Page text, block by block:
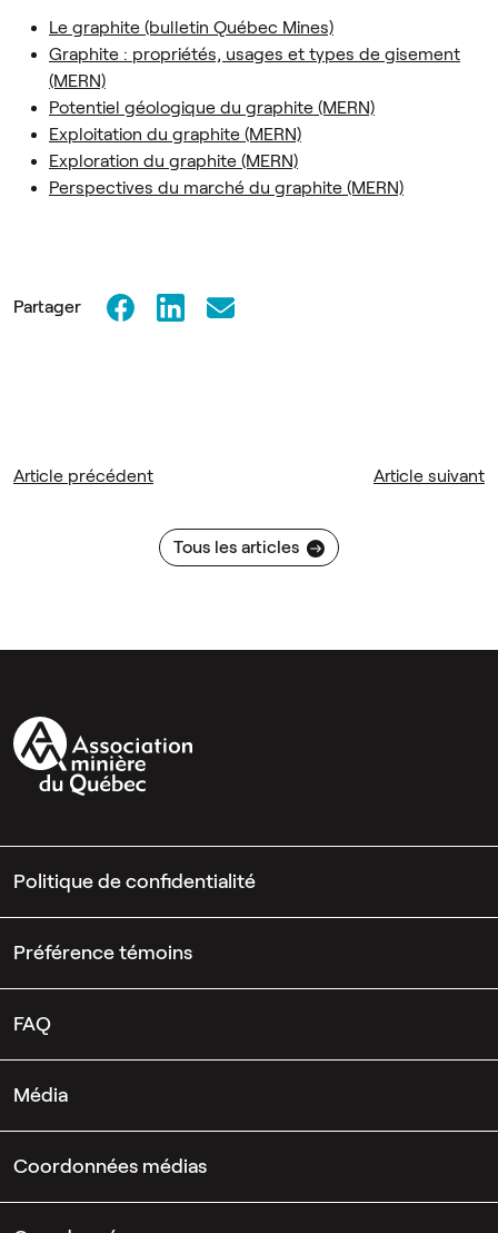
Le graphite (bulletin Québec Mines)
Graphite : propriétés, usages et types de gisement
(MERN)
Potentiel géologique du graphite (MERN)
Exploitation du graphite (MERN)
Exploration du graphite (MERN)
Perspectives du marché du graphite (MERN)
Partager
Article précédent
Tous les articles
Article suivant
Politique de confidentialité
Préférence témoins
FAQ
Média
Coordonnées médias